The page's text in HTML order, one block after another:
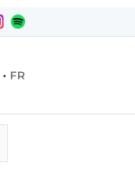
• FR